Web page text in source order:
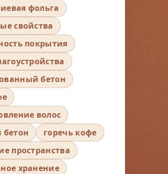
фольга
свойства
покрытия
бетон
волос
бетон
горечь кофе
пространства
хранение